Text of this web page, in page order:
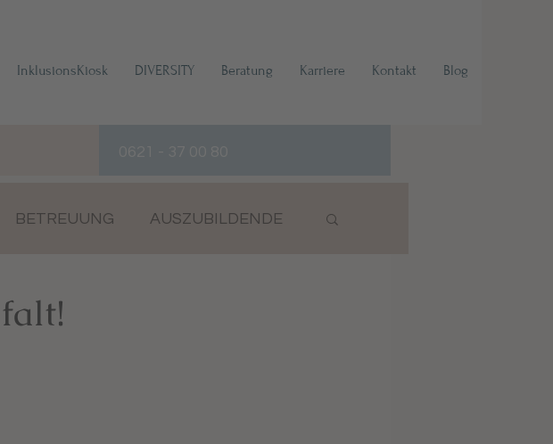
InklusionsKiosk DIVERSITY Beratung Karriere Kontakt Blog
BETREUUNG AUSZUBILDENDE